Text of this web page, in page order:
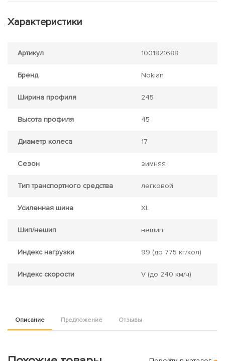
Характеристики
Артикул 1001821688
Бренд Nokian
Ширина профиля 245
Высота профиля 45
Диаметр колеса 17
Сезон зимняя
Тип транспортного средства легковой
Усиленная шина XL
Шип/нешип нешип
Индекс нагрузки 99 (до 775 кг/кол)
Индекс скорости V (до 240 км/ч)
Описание Предложение Отзывы